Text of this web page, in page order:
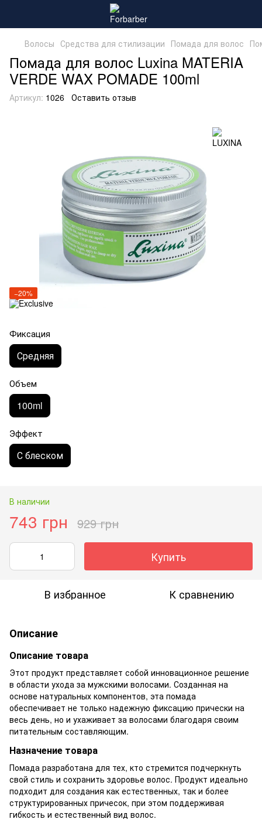
Волосы Средства для стилизации Помада для волос
Помада для волос Luxina MATERIA
VERDE WAX POMADE 100ml
Артикул: 1026 Оставить отзыв
−20%
Фиксация
Средняя
Объем
100ml
Эффект
С блеском
В наличии
743 грн 929 грн
Купить
В избранное К сравнению
Описание
Описание товара
Этот продукт представляет собой инновационное решение
в области ухода за мужскими волосами. Созданная на
основе натуральных компонентов, эта помада
обеспечивает не только надежную фиксацию прически на
весь день, но и ухаживает за волосами благодаря своим
питательным составляющим.
Назначение товара
Помада разработана для тех, кто стремится подчеркнуть
свой стиль и сохранить здоровье волос. Продукт идеально
подходит для создания как естественных, так и более
структурированных причесок, при этом поддерживая
гибкость и естественный вид волос.